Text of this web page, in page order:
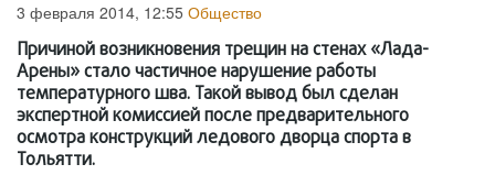
3 февраля 2014, 12:55 Общество
Причиной возникновения трещин на стенах «Лада-
Арены» стало частичное нарушение работы
температурного шва. Такой вывод был сделан
экспертной комиссией после предварительного
осмотра конструкций ледового дворца спорта в
Тольятти.